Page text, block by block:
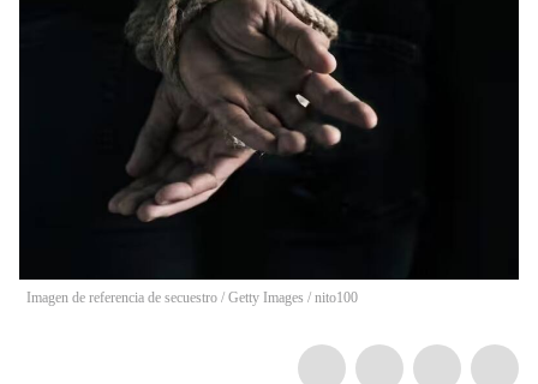
Imagen de referencia de secuestro / Getty Images / nito100